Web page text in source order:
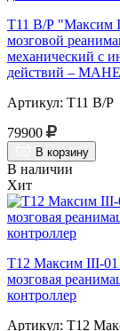
Т11 В/Р "Максим
мозговой
механический с
действий –
Артикул: Т11 В/Р
79900
В корзину
В наличии
Хит
Т12 Максим III-01
мозговая
контроллер
Артикул: Т12